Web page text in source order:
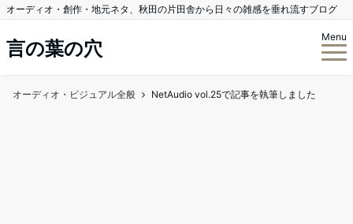
オーディオ・創作・地元ネタ、秋田の片田舎から日々の雑感を垂れ流すブログ
言の葉の穴
Menu
オーディオ・ビジュアル全般 NetAudio vol.25で記事を執筆しました